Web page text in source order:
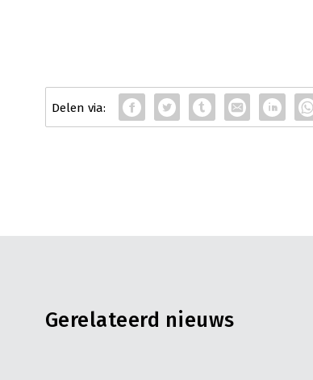
Gerelateerd nieuws